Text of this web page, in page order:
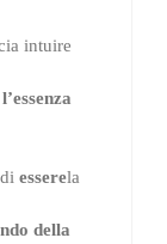
intuire
l’essenza
esserela
della